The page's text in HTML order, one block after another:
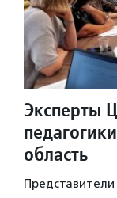
Эксперты
область